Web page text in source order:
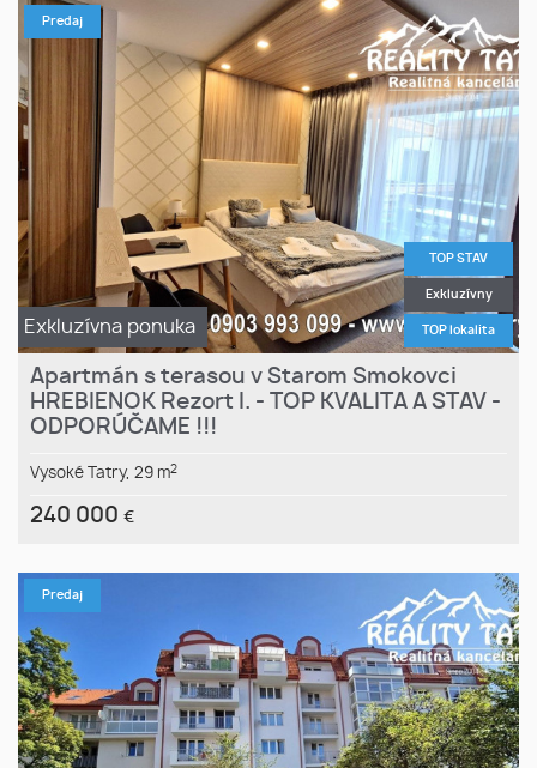
Exkluzívna ponuka
Predaj
TOP STAV
Exkluzívny
TOP lokalita
Apartmán s terasou v Starom Smokovci
HREBIENOK Rezort I. - TOP KVALITA A STAV -
ODPORÚČAME !!!
Vysoké Tatry, 29 m2
240 000 €
Predaj